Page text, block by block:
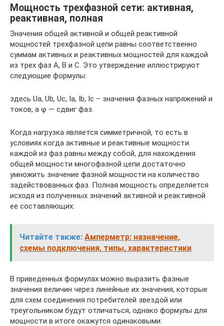
Мощность трехфазной сети: активная,
реактивная, полная
Значения общей активной и общей реактивной
мощностей трехфазной цепи равны соответственно
суммам активных и реактивных мощностей для каждой
из трех фаз A, B и C. Это утверждение иллюстрируют
следующие формулы:
здесь Ua, Ub, Uc, Ia, Ib, Ic – значения фазных напряжений и
токов, а φ — сдвиг фаз.
Когда нагрузка является симметричной, то есть в
условиях когда активные и реактивные мощности
каждой из фаз равны между собой, для нахождения
общей мощности многофазной цепи достаточно
умножить значение фазной мощности на количество
задействованных фаз. Полная мощность определяется
исходя из полученных значений активной и реактивной
ее составляющих:
Читайте также: Амперметр: назначение,
схемы подключения, типы, характеристики
В приведенных формулах можно выразить фазные
значения величин через линейные их значения, которые
для схем соединения потребителей звездой или
треугольником будут отличаться, однако формулы для
мощности в итоге окажутся одинаковыми: